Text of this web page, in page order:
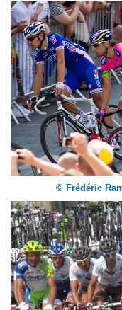
© Frédéric